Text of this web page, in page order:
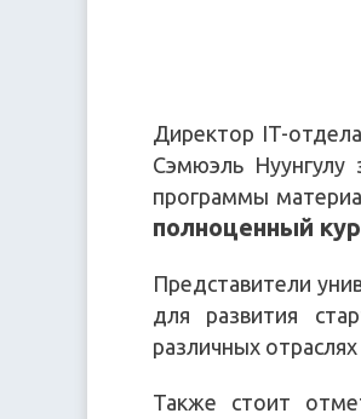
Директор IT-
Сэмюэль Нуунгулу
программы
полноценный
Представители
для развития
различных
Также стоит